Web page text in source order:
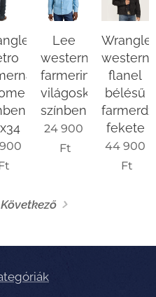
Lee
western
farmering
világoskék
színben
24 900
Ft
Wrangler
western
flanel
bélésű
fekete
44 900
Ft
Következő